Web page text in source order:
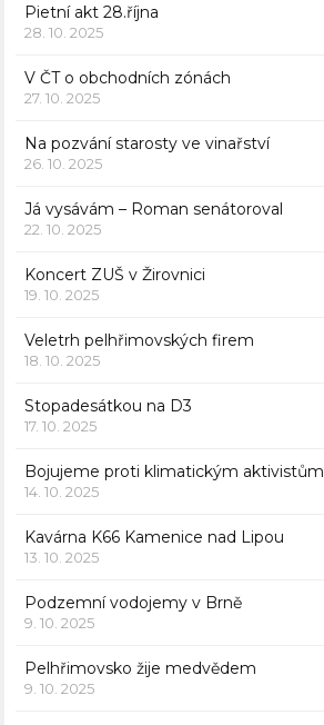
Pietní akt 28.října
28. 10. 2025
V ČT o obchodních zónách
27. 10. 2025
Na pozvání starosty ve vinařství
26. 10. 2025
Já vysávám – Roman senátoroval
22. 10. 2025
Koncert ZUŠ v Žirovnici
19. 10. 2025
Veletrh pelhřimovských firem
18. 10. 2025
Stopadesátkou na D3
17. 10. 2025
Bojujeme proti klimatickým aktivistům
14. 10. 2025
Kavárna K66 Kamenice nad Lipou
13. 10. 2025
Podzemní vodojemy v Brně
9. 10. 2025
Pelhřimovsko žije medvědem
9. 10. 2025